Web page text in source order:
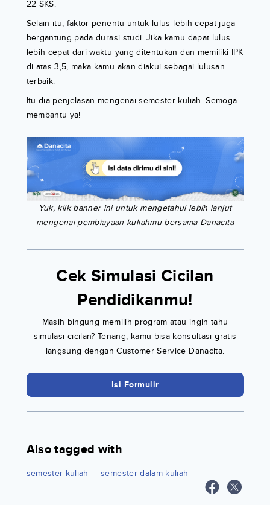
22 SKS.
Selain itu, faktor penentu untuk lulus lebih cepat juga
bergantung pada durasi studi. Jika kamu dapat lulus
lebih cepat dari waktu yang ditentukan dan memiliki IPK
di atas 3,5, maka kamu akan diakui sebagai lulusan
terbaik.
Itu dia penjelasan mengenai semester kuliah. Semoga
membantu ya!
Yuk, klik banner ini untuk mengetahui lebih lanjut
mengenai pembiayaan kuliahmu bersama Danacita
Cek Simulasi Cicilan
Pendidikanmu!
Masih bingung memilih program atau ingin tahu
simulasi cicilan? Tenang, kamu bisa konsultasi gratis
langsung dengan Customer Service Danacita.
Isi Formulir
Also tagged with
semester kuliah semester dalam kuliah